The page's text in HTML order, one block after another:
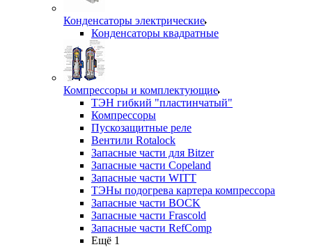
Конденсаторы электрические
Конденсаторы квадратные
Компрессоры и комплектующие
ТЭН гибкий "пластинчатый"
Компрессоры
Пускозащитные реле
Вентили Rotalock
Запасные части для Bitzer
Запасные части Copeland
Запасные части WITT
ТЭНы подогрева картера компрессора
Запасные части BOCK
Запасные части Frascold
Запасные части RefComp
Ещё 1